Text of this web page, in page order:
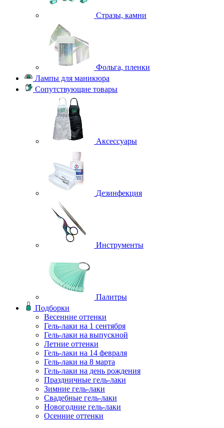
Стразы, камни
Фольга, пленки
Лампы для маникюра
Сопутствующие товары
Аксессуары
Дезинфекция
Инструменты
Палитры
Подборки
Весенние оттенки
Гель-лаки на 1 сентября
Гель-лаки на выпускной
Летние оттенки
Гель-лаки на 14 февраля
Гель-лаки на 8 марта
Гель-лаки на день рождения
Праздничные гель-лаки
Зимние гель-лаки
Свадебные гель-лаки
Новогодние гель-лаки
Осенние оттенки